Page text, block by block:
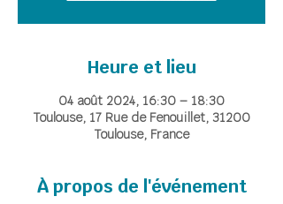
Heure et lieu
04 août 2024, 16:30 – 18:30
Toulouse, 17 Rue de Fenouillet, 31200
Toulouse, France
À propos de l'événement